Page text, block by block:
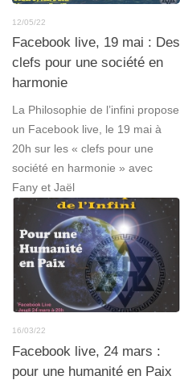
12/05/22
Facebook live, 19 mai : Des
clefs pour une société en
harmonie
La Philosophie de l’infini propose
un Facebook live, le 19 mai à
20h sur les « clefs pour une
société en harmonie » avec
Fany et Jaël
16/03/22
Facebook live, 24 mars :
pour une humanité en Paix